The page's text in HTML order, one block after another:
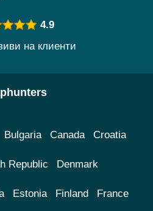
4.9
на клиенти
Bulgaria Canada Croatia
Republic Denmark
Estonia Finland France